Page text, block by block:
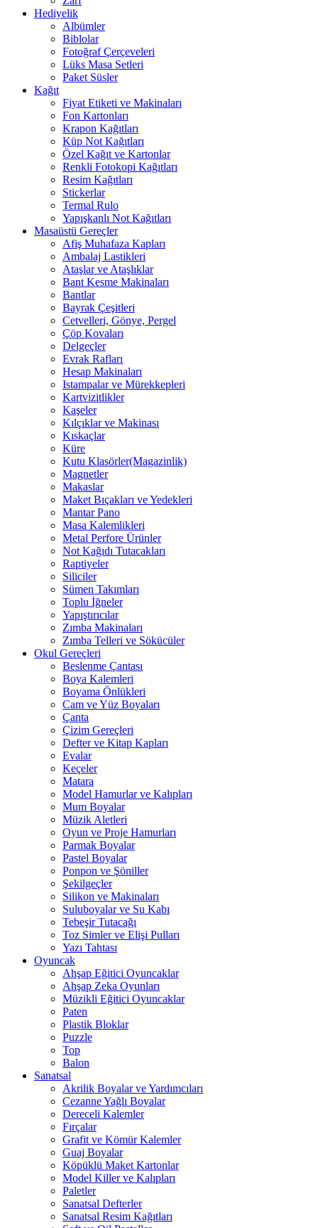
Hediyelik
Albümler
Biblolar
Fotoğraf Çerçeveleri
Lüks Masa Setleri
Paket Süsler
Kağıt
Fiyat Etiketi ve Makinaları
Fon Kartonları
Krapon Kağıtları
Küp Not Kağıtları
Özel Kağıt ve Kartonlar
Renkli Fotokopi Kağıtları
Resim Kağıtları
Stickerlar
Termal Rulo
Yapışkanlı Not Kağıtları
Masaüstü Gereçler
Afiş Muhafaza Kapları
Ambalaj Lastikleri
Ataşlar ve Ataşlıklar
Bant Kesme Makinaları
Bantlar
Bayrak Çeşitleri
Cetvelleri, Gönye, Pergel
Çöp Kovaları
Delgeçler
Evrak Rafları
Hesap Makinaları
Istampalar ve Mürekkepleri
Kartvizitlikler
Kaşeler
Kılçıklar ve Makinası
Kıskaçlar
Küre
Kutu Klasörler(Magazinlik)
Magnetler
Makaslar
Maket Bıçakları ve Yedekleri
Mantar Pano
Masa Kalemlikleri
Metal Perfore Ürünler
Not Kağıdı Tutacakları
Raptiyeler
Siliciler
Sümen Takımları
Toplu İğneler
Yapıştırıcılar
Zımba Makinaları
Zımba Telleri ve Sökücüler
Okul Gereçleri
Beslenme Çantası
Boya Kalemleri
Boyama Önlükleri
Cam ve Yüz Boyaları
Çanta
Çizim Gereçleri
Defter ve Kitap Kapları
Evalar
Keçeler
Matara
Model Hamurlar ve Kalıpları
Mum Boyalar
Müzik Aletleri
Oyun ve Proje Hamurları
Parmak Boyalar
Pastel Boyalar
Ponpon ve Şöniller
Şekilgeçler
Silikon ve Makinaları
Suluboyalar ve Su Kabı
Tebeşir Tutacağı
Toz Simler ve Elişi Pulları
Yazı Tahtası
Oyuncak
Ahşap Eğitici Oyuncaklar
Ahşap Zeka Oyunları
Müzikli Eğitici Oyuncaklar
Paten
Plastik Bloklar
Puzzle
Top
Balon
Sanatsal
Akrilik Boyalar ve Yardımcıları
Cezanne Yağlı Boyalar
Dereceli Kalemler
Fırçalar
Grafit ve Kömür Kalemler
Guaj Boyalar
Köpüklü Maket Kartonlar
Model Killer ve Kalıpları
Paletler
Sanatsal Defterler
Sanatsal Resim Kağıtları